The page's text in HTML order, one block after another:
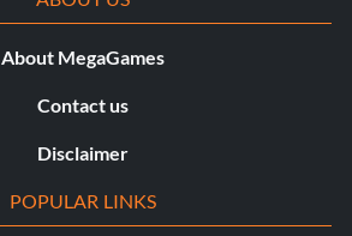
About MegaGames
Contact us
Disclaimer
POPULAR LINKS